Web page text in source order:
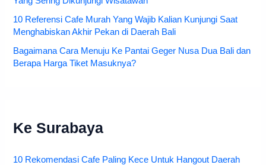
10 Referensi Cafe Murah Yang Wajib Kalian Kunjungi Saat
Menghabiskan Akhir Pekan di Daerah Bali
Bagaimana Cara Menuju Ke Pantai Geger Nusa Dua Bali dan
Berapa Harga Tiket Masuknya?
Ke Surabaya
10 Rekomendasi Cafe Paling Kece Untuk Hangout Daerah